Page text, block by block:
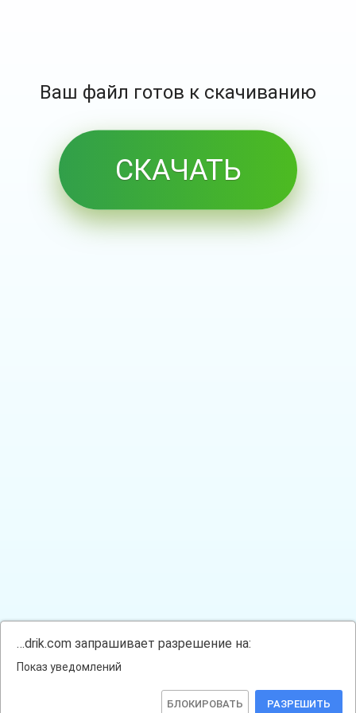
Ваш файл готов к скачиванию
СКАЧАТЬ
…drik.com запрашивает разрешение на:
Показ уведомлений
БЛОКИРОВАТЬ РАЗРЕШИТЬ